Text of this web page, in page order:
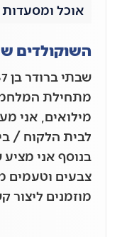
אוכל ומסעדות
השוקולדים
מילואים, אני
לבית הלקוח /
בנוסף אני מציע
צבעים וטעמים
מוזמנים ליצור